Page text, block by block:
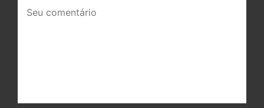
comentário: